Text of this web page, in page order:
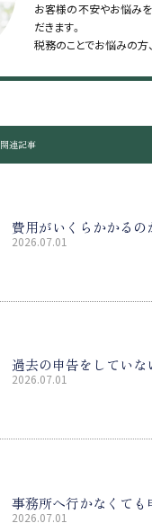
お客様の不安やお悩み
だきます。
税務のことでお悩みの方
関連記事
費用がいくらかかる
2026.07.01
過去の申告をしてい
2026.07.01
事務所へ行かなくて
2026.07.01